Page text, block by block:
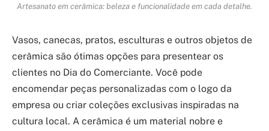
Artesanato em cerâmica: beleza e funcionalidade em cada detalhe.
Vasos, canecas, pratos, esculturas e outros objetos de
cerâmica são ótimas opções para presentear os
clientes no Dia do Comerciante. Você pode
encomendar peças personalizadas com o logo da
empresa ou criar coleções exclusivas inspiradas na
cultura local. A cerâmica é um material nobre e